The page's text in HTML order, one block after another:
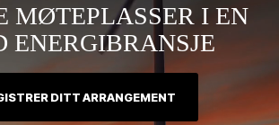
MØTEPLASSER I EN
ENERGIBRANSJE
DITT ARRANGEMENT